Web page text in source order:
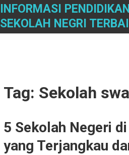
Skip
content
INFORMASI PENDIDIKAN
SEKOLAH NEGRI
Tag: Sekolah
5 Sekolah Negeri
yang Terjangkau